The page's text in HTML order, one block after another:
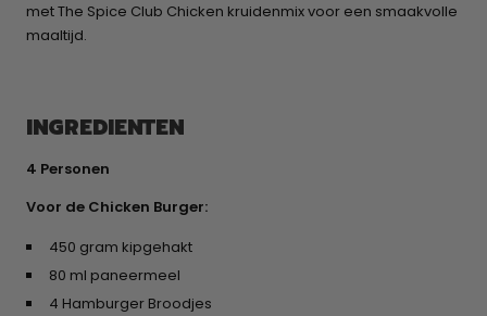
met The Spice Club Chicken kruidenmix voor een smaakvolle
maaltijd.
INGREDIENTEN
4 Personen
Voor de Chicken Burger:
450 gram kipgehakt
80 ml paneermeel
4 Hamburger Broodjes